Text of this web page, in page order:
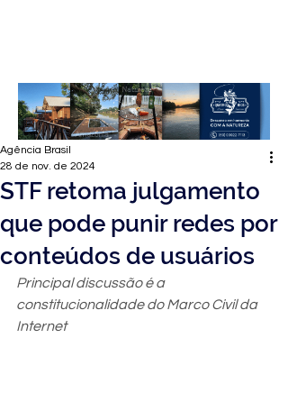
STF retoma julgamento
que pode punir redes por
conteúdos de usuários
Agência Brasil
28 de nov. de 2024
Principal discussão é a
constitucionalidade do Marco Civil da
Internet